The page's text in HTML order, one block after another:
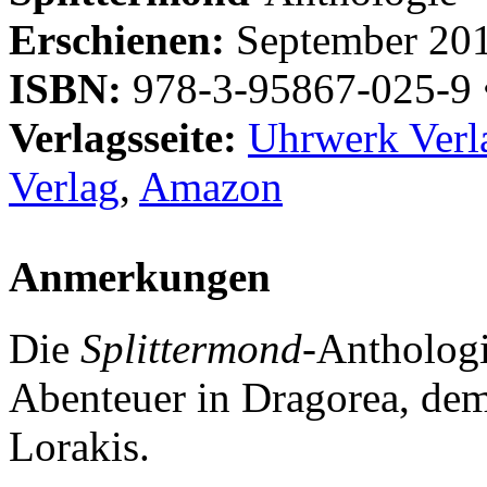
Erschienen: September
ISBN: 978-3-95867-025-9
Verlagsseite: Uhrwerk
Verlag, Amazon
Anmerkungen
Die Splittermond-
Abenteuer in Dragorea,
Lorakis.